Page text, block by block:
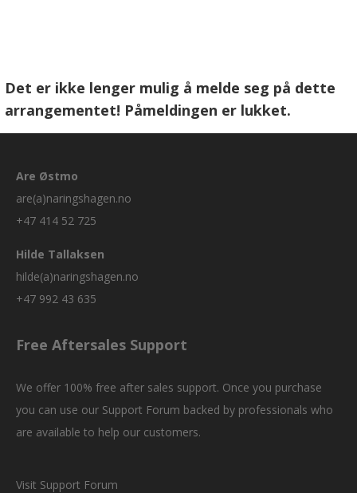
Det er ikke lenger mulig å melde seg på dette
arrangementet! Påmeldingen er lukket.
Are Østmo
are(a)naringshagen.no
+47 414 52 725
Hilde Tallaksen
hilde(a)naringshagen.no
+47 992 43 635
Free Aftersales Support
We offer 100% free after sales support. Once you purchase
you can use our Support Forum backed by professionals who
are available to help our customers.
Visit Support Forum